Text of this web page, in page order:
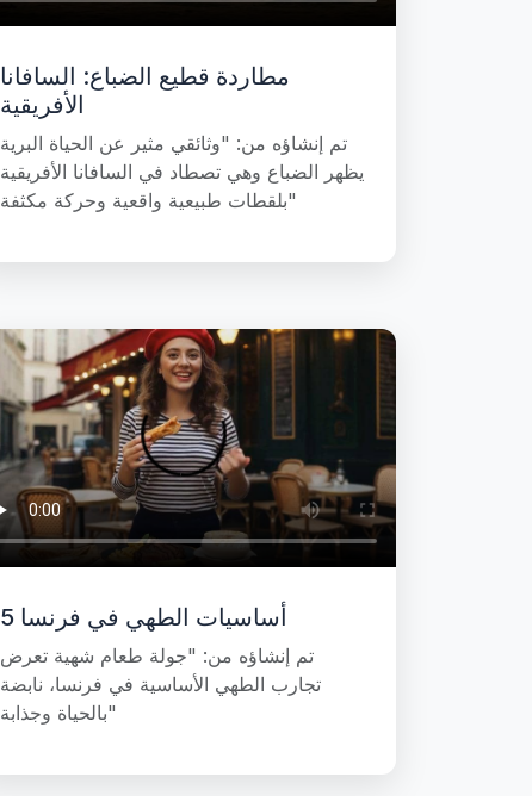
مطاردة قطيع الضباع: السافانا
الأفريقية
تم إنشاؤه من: "وثائقي مثير عن الحياة البرية
يظهر الضباع وهي تصطاد في السافانا الأفريقية
بلقطات طبيعية واقعية وحركة مكثفة"
5 أساسيات الطهي في فرنسا
تم إنشاؤه من: "جولة طعام شهية تعرض
تجارب الطهي الأساسية في فرنسا، نابضة
بالحياة وجذابة"